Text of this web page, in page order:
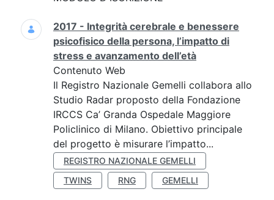
2017 - Integrità cerebrale e benessere
psicofisico della persona, l’impatto di
stress e avanzamento dell’età
Contenuto Web
Il Registro Nazionale Gemelli collabora allo
Studio Radar proposto della Fondazione
IRCCS Ca’ Granda Ospedale Maggiore
Policlinico di Milano. Obiettivo principale
del progetto è misurare l’impatto...
REGISTRO NAZIONALE GEMELLI
TWINS
RNG GEMELLI